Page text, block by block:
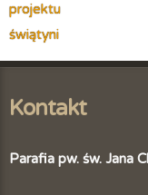
projektu
świątyni
Kontakt
Parafia pw. św. Jana